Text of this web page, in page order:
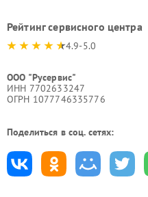
Рейтинг сервисного центра
4.9-5.0
ООО "Русервис"
ИНН 7702633247
ОГРН 1077746335776
Поделиться в соц. сетях: